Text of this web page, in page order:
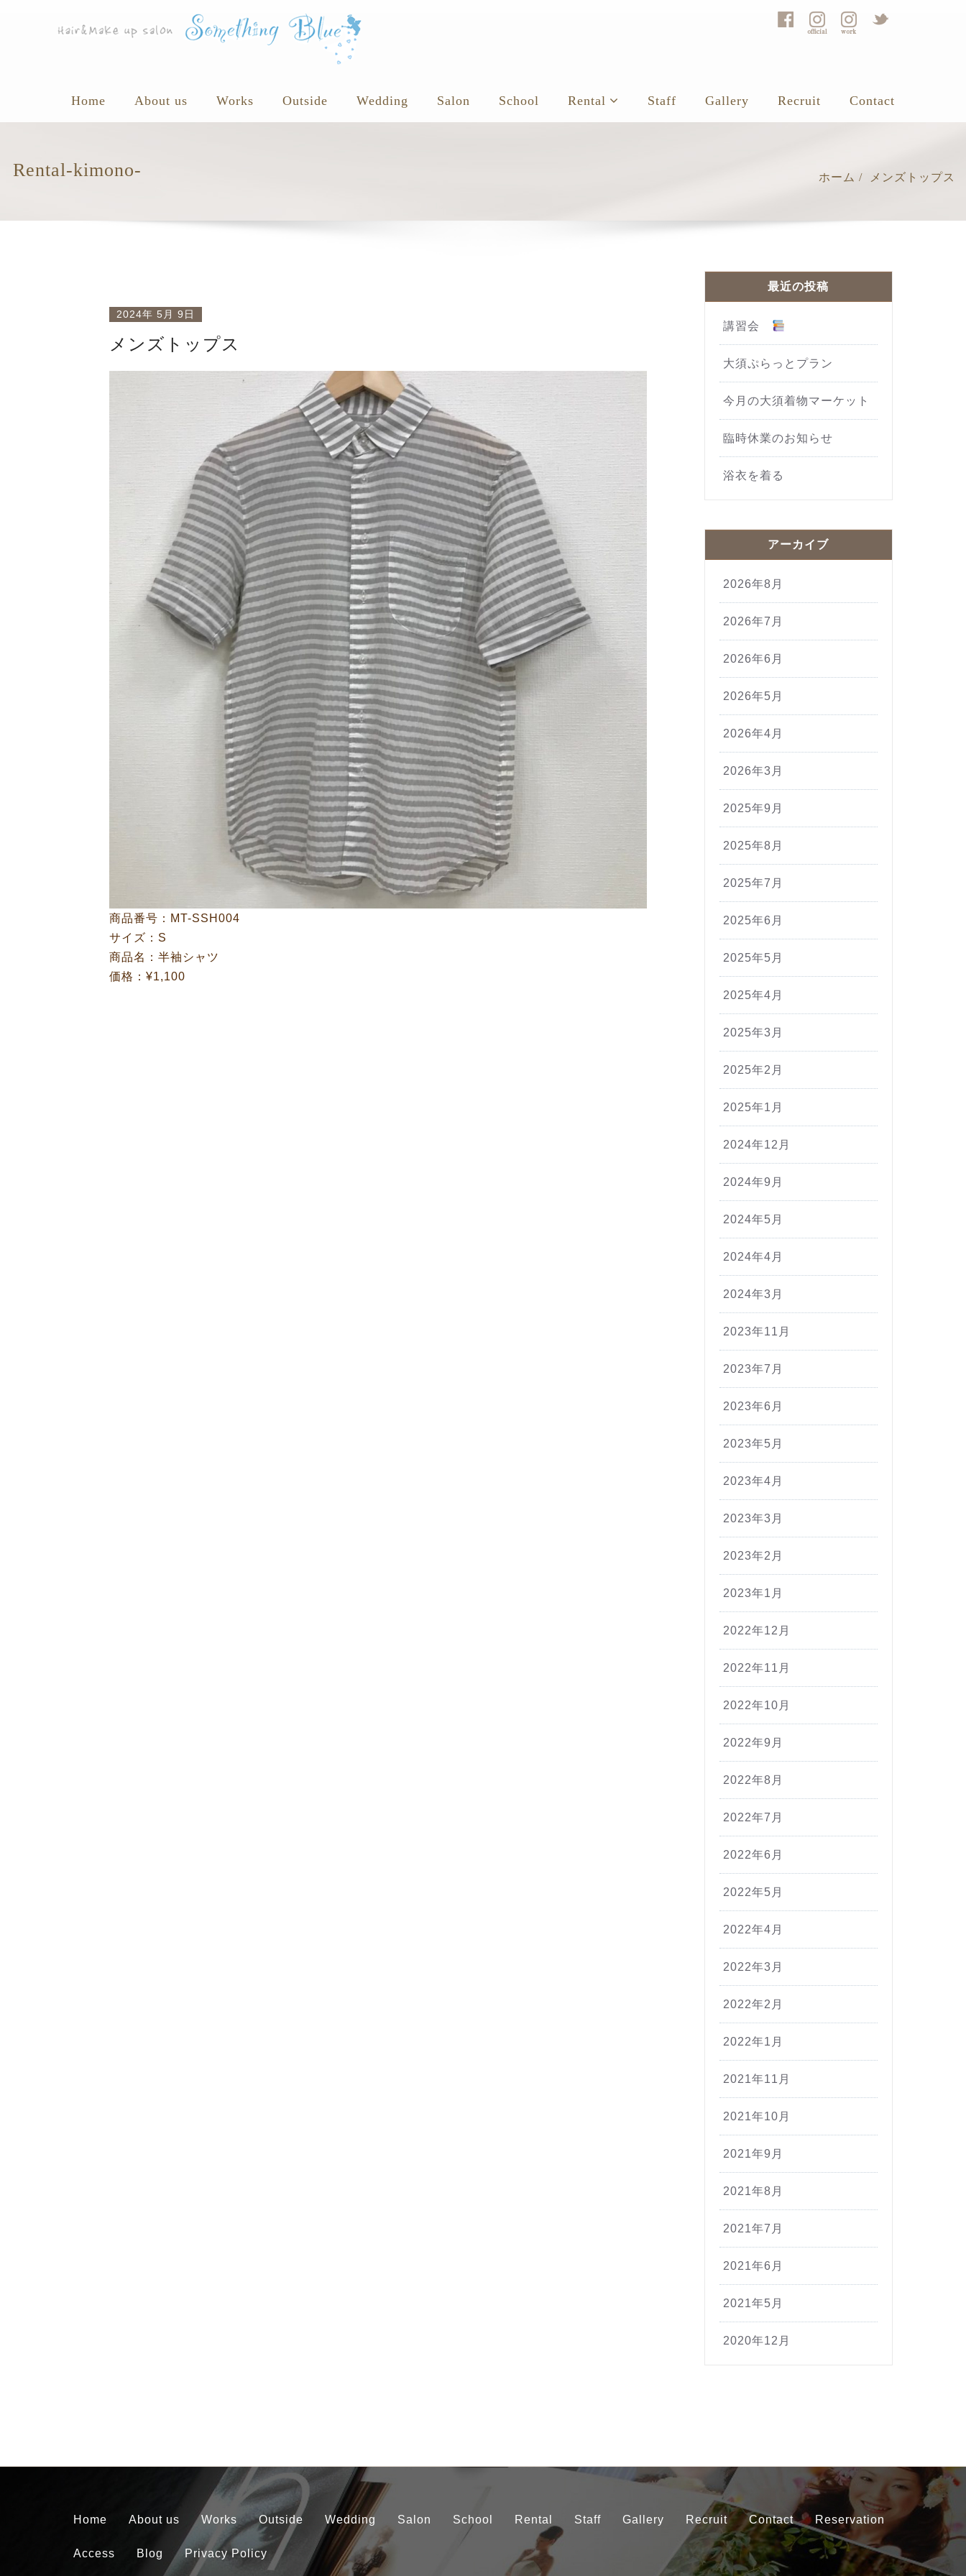
Home About us Works Outside Wedding Salon School Rental Staff Gallery Recruit Contact
Rental-kimono- ホーム メンズトップス
2024年 5月 9日
メンズトップス
商品番号：MT-SSH004
サイズ：S
商品名：半袖シャツ
価格：¥1,100
最近の投稿
講習会
大須ぷらっとプラン
今月の大須着物マーケット
臨時休業のお知らせ
浴衣を着る
アーカイブ
2026年8月
2026年7月
2026年6月
2026年5月
2026年4月
2026年3月
2025年9月
2025年8月
2025年7月
2025年6月
2025年5月
2025年4月
2025年3月
2025年2月
2025年1月
2024年12月
2024年9月
2024年5月
2024年4月
2024年3月
2023年11月
2023年7月
2023年6月
2023年5月
2023年4月
2023年3月
2023年2月
2023年1月
2022年12月
2022年11月
2022年10月
2022年9月
2022年8月
2022年7月
2022年6月
2022年5月
2022年4月
2022年3月
2022年2月
2022年1月
2021年11月
2021年10月
2021年9月
2021年8月
2021年7月
2021年6月
2021年5月
2020年12月
Home About us Works Outside Wedding Salon School Rental Staff Gallery Recruit Contact Reservation
Access Blog Privacy Policy